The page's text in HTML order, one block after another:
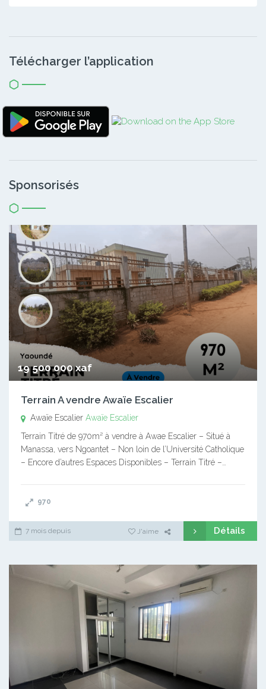
Télécharger l’application
Sponsorisés
19 500 000 xaf
Terrain A vendre Awaïe Escalier
Awaïe Escalier Awaïe Escalier
Terrain Titré de 970m² à vendre à Awae Escalier – Situé à
Manassa, vers Ngoantet – Non loin de l’Université Catholique
– Encore d’autres Espaces Disponibles – Terrain Titré –…
970
7 mois depuis J'aime Détails